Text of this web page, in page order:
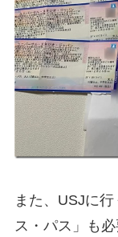
また、USJに
ス・パス」も必